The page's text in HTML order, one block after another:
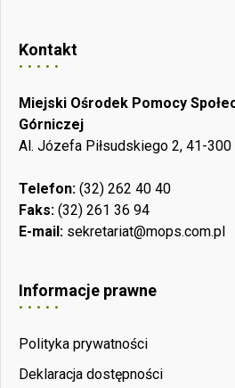
Kontakt
Miejski Ośrodek Pomocy
Górniczej
Al. Józefa Piłsudskiego 2, 41-
Telefon: (32) 262 40 40
Faks: (32) 261 36 94
E-mail: sekretariat@mops.com.pl
Informacje prawne
Polityka prywatności
Deklaracja dostępności